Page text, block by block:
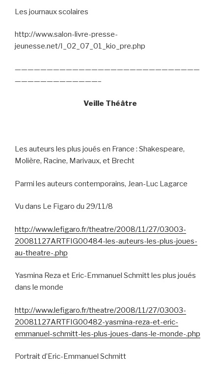
Les journaux scolaires
http://www.salon-livre-presse-
jeunesse.net/I_02_07_01_kio_pre.php
—————————————————————————————
—————————————–
Veille Théâtre
Les auteurs les plus joués en France : Shakespeare,
Molière, Racine, Marivaux, et Brecht
Parmi les auteurs contemporains, Jean-Luc Lagarce
Vu dans Le Figaro du 29/11/8
http://www.lefigaro.fr/theatre/2008/11/27/03003-
20081127ARTFIG00484-les-auteurs-les-plus-joues-
au-theatre-.php
Yasmina Reza et Eric-Emmanuel Schmitt les plus joués
dans le monde
http://www.lefigaro.fr/theatre/2008/11/27/03003-
20081127ARTFIG00482-yasmina-reza-et-eric-
emmanuel-schmitt-les-plus-joues-dans-le-monde-.php
Portrait d’Eric-Emmanuel Schmitt